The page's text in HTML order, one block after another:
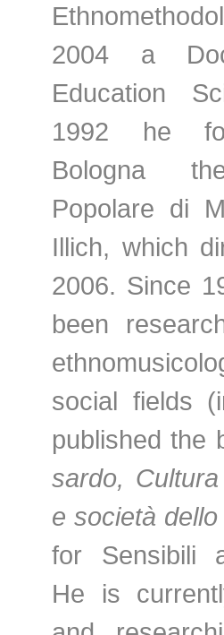
2004 a
Education
1992 he
Bologna
Popolare di
Illich, which
2006. Since
been
social fields
published the
sardo, Cultura
e società dello
for Sensibili
He is